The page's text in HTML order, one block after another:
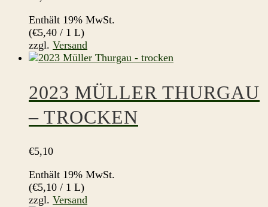
Enthält 19% MwSt.
(€5,40 / 1 L)
zzgl. Versand
2023 MÜLLER THURGAU
– TROCKEN
€5,10
Enthält 19% MwSt.
(€5,10 / 1 L)
zzgl. Versand